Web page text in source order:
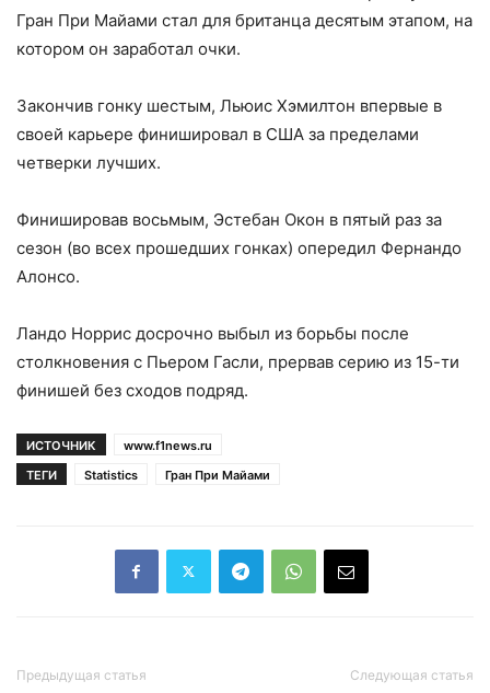
Гран При Майами стал для британца десятым этапом, на
котором он заработал очки.
Закончив гонку шестым, Льюис Хэмилтон впервые в
своей карьере финишировал в США за пределами
четверки лучших.
Финишировав восьмым, Эстебан Окон в пятый раз за
сезон (во всех прошедших гонках) опередил Фернандо
Алонсо.
Ландо Норрис досрочно выбыл из борьбы после
столкновения с Пьером Гасли, прервав серию из 15-ти
финишей без сходов подряд.
ИСТОЧНИК
www.f1news.ru
ТЕГИ
Statistics Гран При Майами
Предыдущая статья Следующая статья